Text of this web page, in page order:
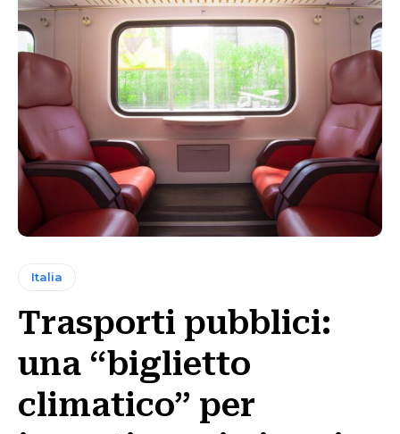
Italia
Trasporti pubblici:
una “biglietto
climatico” per